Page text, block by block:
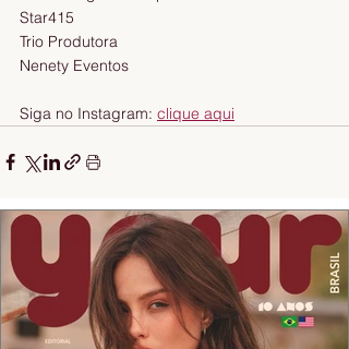
Star415
Trio Produtora
Nenety Eventos
Siga no Instagram: clique aqui